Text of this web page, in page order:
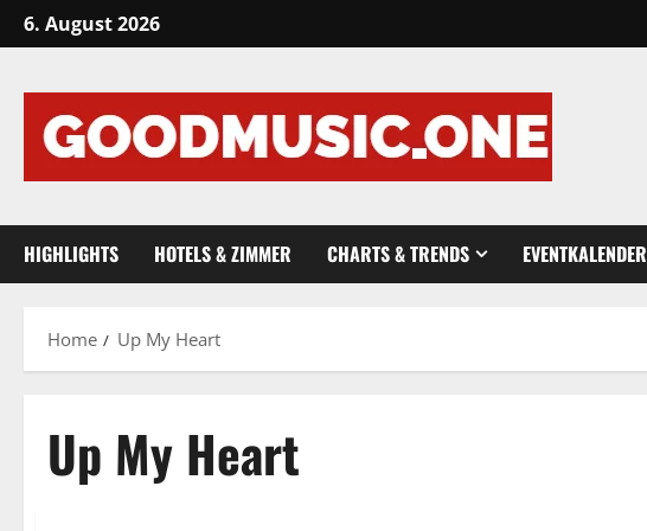
Skip
to
6. August 2026
HIGHLIGHTS HOTELS & ZIMMER CHARTS & TRENDS EVENTKALENDER
Home Up My Heart
Up My Heart